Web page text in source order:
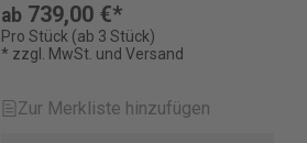
ab 739,00 €*
Pro Stück (ab 3 Stück)
* zzgl. MwSt. und Versand
Zur Merkliste hinzufügen